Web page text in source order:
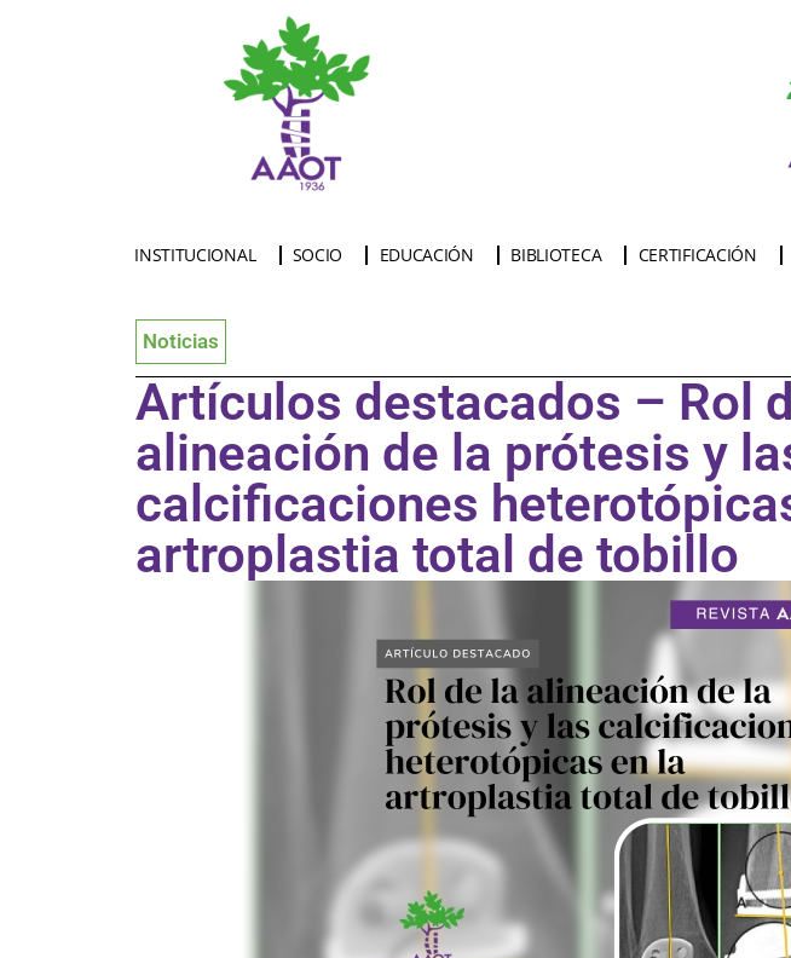
INSTITUCIONAL SOCIO EDUCACIÓN BIBLIOTECA CERTIFICACIÓN
Noticias
Artículos destacados – Rol
alineación de la prótesis y
calcificaciones
artroplastia total de tobillo